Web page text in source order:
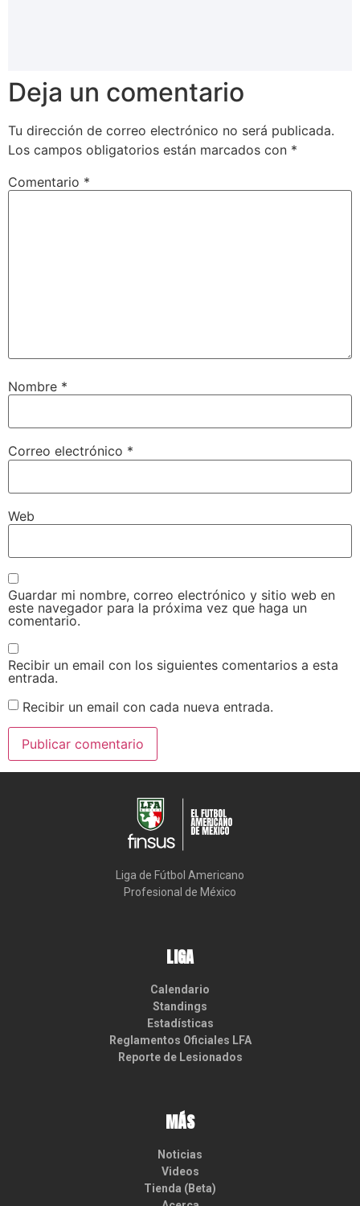
Deja un comentario
Tu dirección de correo electrónico no será publicada.
Los campos obligatorios están marcados con *
Comentario *
Nombre *
Correo electrónico *
Web
Guardar mi nombre, correo electrónico y sitio web en
este navegador para la próxima vez que haga un
comentario.
Recibir un email con los siguientes comentarios a esta
entrada.
Recibir un email con cada nueva entrada.
Liga de Fútbol Americano
Profesional de México
LIGA
Calendario
Standings
Estadísticas
Reglamentos Oficiales LFA
Reporte de Lesionados
MÁS
Noticias
Videos
Tienda (Beta)